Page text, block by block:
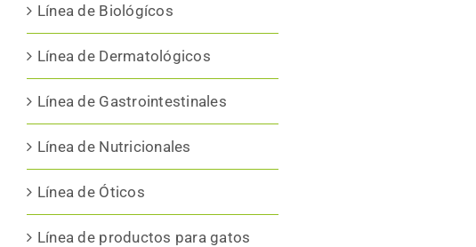
Línea de Biológícos
Línea de Dermatológicos
Línea de Gastrointestinales
Línea de Nutricionales
Línea de Óticos
Línea de productos para gatos